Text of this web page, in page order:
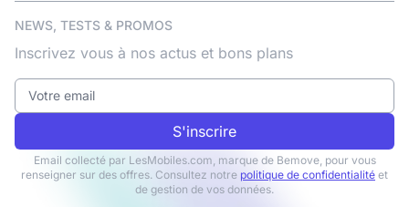
NEWS, TESTS & PROMOS
Inscrivez vous à nos actus et bons plans
S'inscrire
Email collecté par LesMobiles.com, marque de Bemove, pour vous
renseigner sur des offres. Consultez notre politique de confidentialité et
de gestion de vos données.